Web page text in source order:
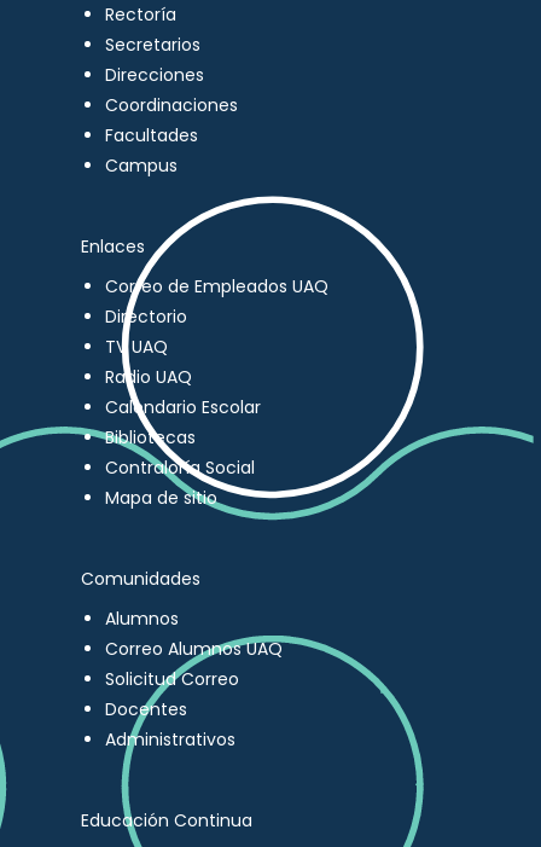
Rectoría
Secretarios
Direcciones
Coordinaciones
Facultades
Campus
Enlaces
Correo de Empleados UAQ
Directorio
TV UAQ
Radio UAQ
Calendario Escolar
Bibliotecas
Contraloría Social
Mapa de sitio
Comunidades
Alumnos
Correo Alumnos UAQ
Solicitud Correo
Docentes
Administrativos
Educación Continua